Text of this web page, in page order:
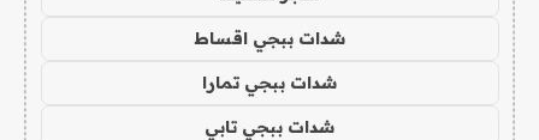
شدات ببجي اقساط
شدات ببجي تمارا
شدات ببجي تابي